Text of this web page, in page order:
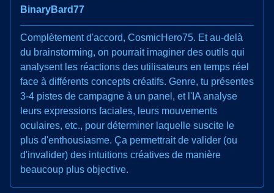
BinaryBard77
Complètement d'accord, CosmicHero75. Et au-delà
du brainstorming, on pourrait imaginer des outils qui
analysent les réactions des utilisateurs en temps réel
face à différents concepts créatifs. Genre, tu présentes
3-4 pistes de campagne à un panel, et l'IA analyse
leurs expressions faciales, leurs mouvements
oculaires, etc., pour déterminer laquelle suscite le
plus d'enthousiasme. Ça permettrait de valider (ou
d'invalider) des intuitions créatives de manière
beaucoup plus objective.